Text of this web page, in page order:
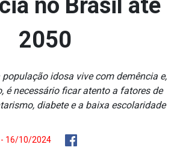
no Brasil até
2050
população idosa vive com demência e,
é necessário ficar atento a fatores de
diabete e a baixa escolaridade
16/10/2024